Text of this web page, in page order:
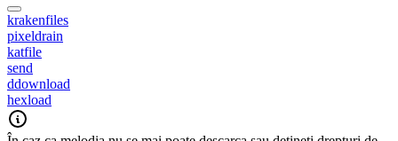
krakenfiles
pixeldrain
katfile
send
ddownload
hexload